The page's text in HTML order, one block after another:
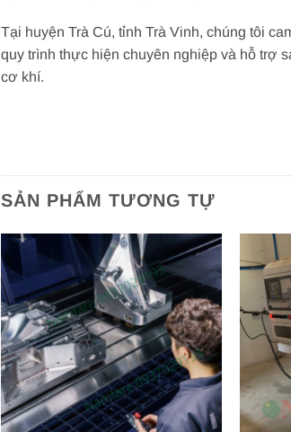
Tại huyện Trà Cú, tỉnh Trà Vinh, chúng tôi
quy trình thực hiện chuyên nghiệp và hỗ trợ
cơ khí.
SẢN PHẨM TƯƠNG TỰ